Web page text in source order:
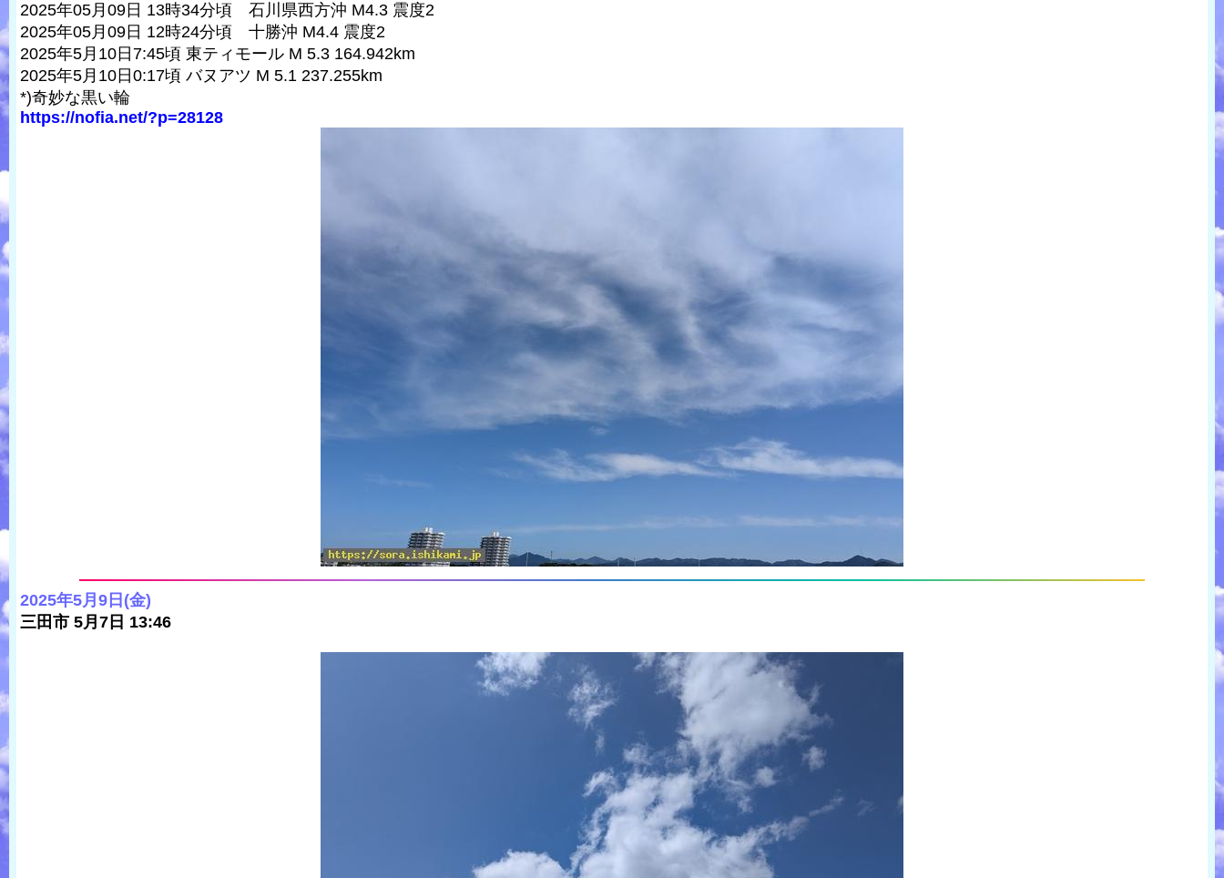
2025年05月09日 13時34分頃 石川県西方沖 M4.3 震度2
2025年05月09日 12時24分頃 十勝沖 M4.4 震度2
2025年5月10日7:45頃 東ティモール M 5.3 164.942km
2025年5月10日0:17頃 バヌアツ M 5.1 237.255km
*)奇妙な黒い輪
https://nofia.net/?p=28128
2025年5月9日(金)
三田市 5月7日 13:46